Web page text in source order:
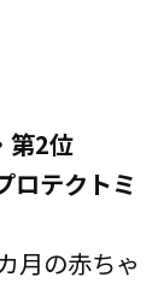
第2位
ロテクトミ
月の赤ちゃ